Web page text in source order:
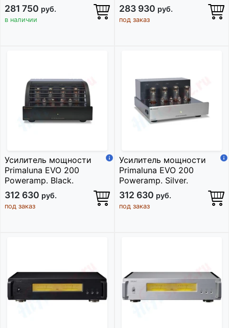
281 750 руб.
в наличии
283 930 руб.
под заказ
Усилитель мощности
Primaluna EVO 200
Poweramp. Black.
312 630 руб.
под заказ
Усилитель мощности
Primaluna EVO 200
Poweramp. Silver.
312 630 руб.
под заказ